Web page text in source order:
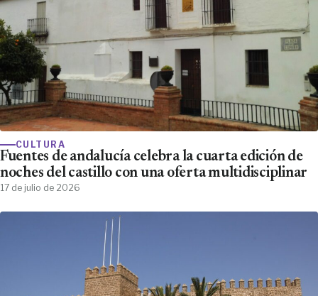
CULTURA
Fuentes de andalucía celebra la cuarta edición de
noches del castillo con una oferta multidisciplinar
17 de julio de 2026